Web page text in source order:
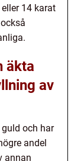
14 karat
äkta
av
och har
andel
annan